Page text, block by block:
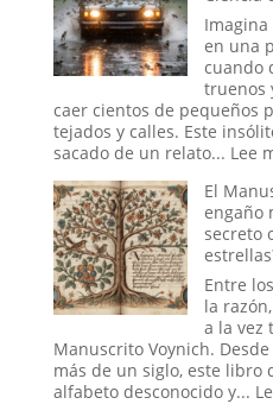
en una
cuando
truenos
caer cientos de pequeños
tejados y calles. Este
sacado de un relato... Lee
El
engaño
secreto
Entre
la
a la vez
Manuscrito Voynich.
más de un siglo, este libro
alfabeto desconocido y...